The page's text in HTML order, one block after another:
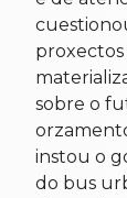
sobre o
instou o
do bus